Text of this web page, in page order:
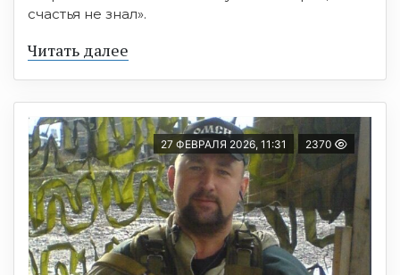
счастья не знал».
Читать далее
27 ФЕВРАЛЯ 2026, 11:31 2370